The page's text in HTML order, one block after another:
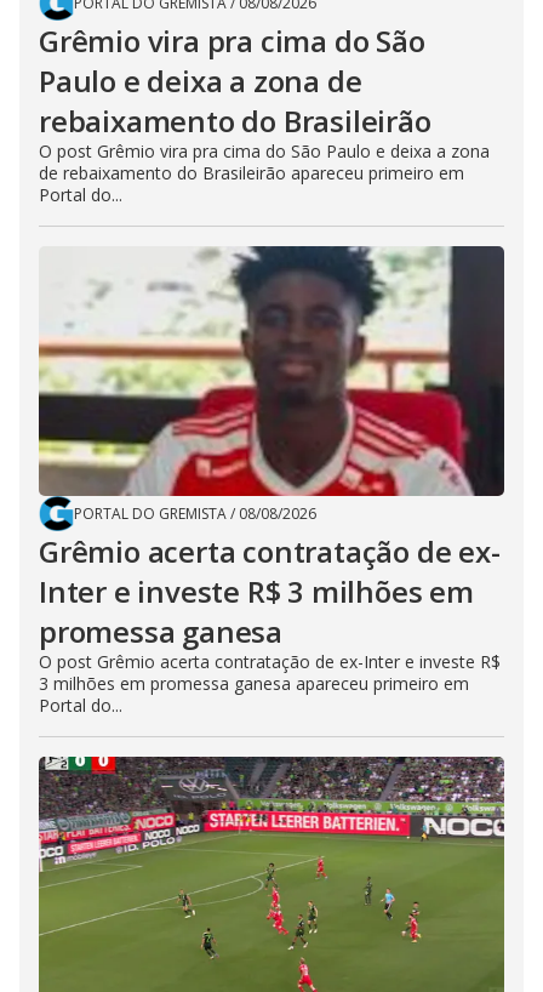
Grêmio vira pra cima do São
Paulo e deixa a zona de
rebaixamento do Brasileirão
O post Grêmio vira pra cima do São Paulo e deixa a zona
de rebaixamento do Brasileirão apareceu primeiro em
Portal do...
PORTAL DO GREMISTA/ 08/08/2026
Grêmio acerta contratação de ex-
Inter e investe R$ 3 milhões em
promessa ganesa
O post Grêmio acerta contratação de ex-Inter e investe R$
3 milhões em promessa ganesa apareceu primeiro em
Portal do...